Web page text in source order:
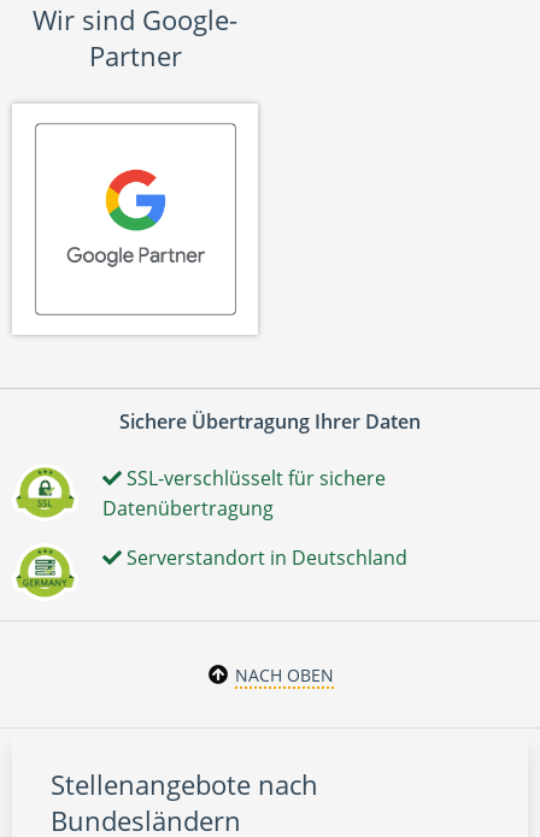
Wir sind Google-
Partner
Sichere Übertragung Ihrer Daten
SSL-verschlüsselt für sichere
Datenübertragung
Serverstandort in Deutschland
NACH OBEN
Stellenangebote nach
Bundesländern